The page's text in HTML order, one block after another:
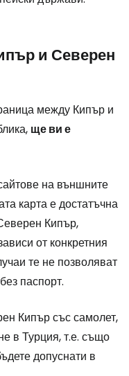
и Северен
между Кипър и
ще ви е
на външните
карта е достатъчна
Кипър,
от конкретния
те не позволяват
паспорт.
Кипър със самолет,
в Турция, т.е. също
допуснати в